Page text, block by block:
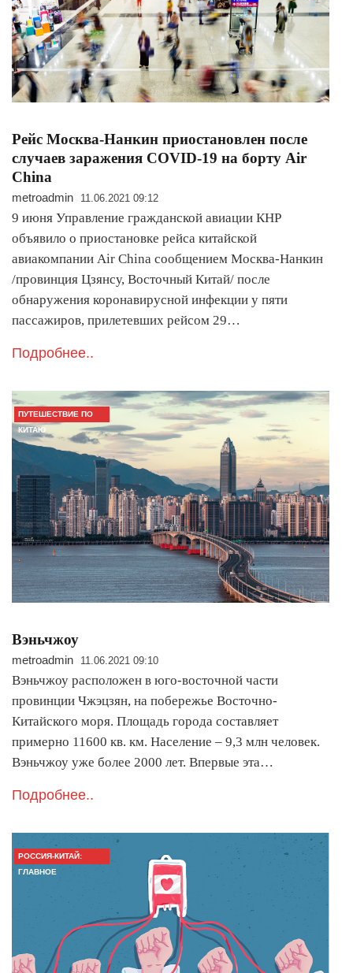
Рейс Москва-Нанкин приостановлен после
случаев заражения COVID-19 на борту Air
China
metroadmin 11.06.2021 09:12
9 июня Управление гражданской авиации КНР
объявило о приостановке рейса китайской
авиакомпании Air China сообщением Москва-Нанкин
/провинция Цзянсу, Восточный Китай/ после
обнаружения коронавирусной инфекции у пяти
пассажиров, прилетевших рейсом 29…
Подробнее..
ПУТЕШЕСТВИЕ ПО
КИТАЮ
Вэньчжоу
metroadmin 11.06.2021 09:10
Вэньчжоу расположен в юго-восточной части
провинции Чжэцзян, на побережье Восточно-
Китайского моря. Площадь города составляет
примерно 11600 кв. км. Население – 9,3 млн человек.
Вэньчжоу уже более 2000 лет. Впервые эта…
Подробнее..
РОССИЯ-КИТАЙ:
ГЛАВНОЕ